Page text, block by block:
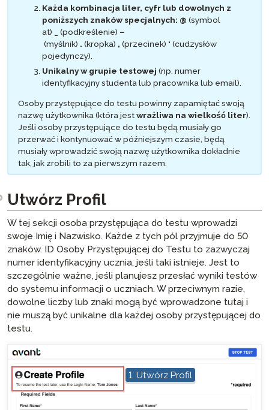
Przewodnik dla Osób Przystępujących do
Testu Biegłości Języka Arabskiego (APT) …
Każda kombinacja liter, cyfr lub dowolnych z
poniższych znaków specjalnych: @ (symbol
at)
(podkreślenie) –
(myślnik) . (kropka) , (przecinek) ‘ (cudzysłów
pojedynczy).
Unikalny w grupie testowej (np. numer
identyfikacyjny studenta lub pracownika lub email).
Osoby przystępujące do testu powinny zapamiętać swoją
nazwę użytkownika (która jestwrażliwa na wielkość liter).
Jeśli osoby przystępujące do testu będą musiały go
przerwać i kontynuować w późniejszym czasie, będą
musiały wprowadzić swoją nazwę użytkownika dokładnie
tak, jak zrobili to za pierwszym razem.
Utwórz Profil
W tej sekcji osoba przystępująca do testu wprowadzi
swoje Imię i Nazwisko. Każde z tych pól przyjmuje do 50
znaków. ID Osoby Przystępującej do Testu to zazwyczaj
numer identyfikacyjny ucznia, jeśli taki istnieje. Jest to
szczególnie ważne, jeśli planujesz przesłać wyniki testów
do systemu informacji o uczniach. W przeciwnym razie,
dowolne liczby lub znaki mogą być wprowadzone tutaj i
nie muszą być unikalne dla każdej osoby przystępującej do
testu.
hotspot 1. Utwórz Profil